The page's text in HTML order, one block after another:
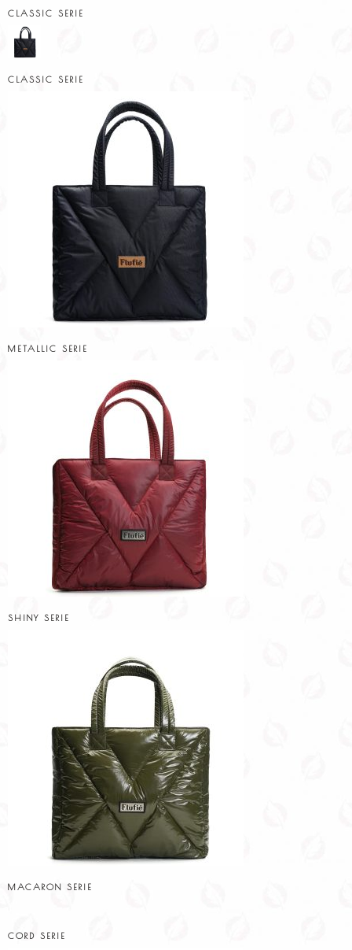
CLASSIC SERIE
CLASSIC SERIE
METALLIC SERIE
SHINY SERIE
MACARON SERIE
CORD SERIE